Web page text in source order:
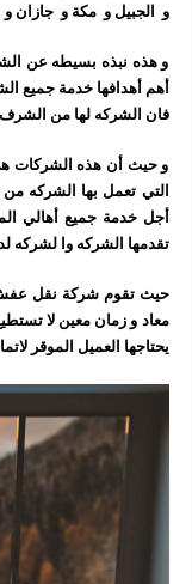
و الجبيل و مكة و جازان
و هذه نبذه بسيطه عن
أهم أهدافها خدمة جميع
فان الشركه لها من الشرف
و حيث أن هذه الشركات هي
التي تعمل بها الشركه من
أجل خدمة جميع أهالي
تقدمها الشركه وا لشركه
حيث تقوم شركة نقل
معاد و زمان معين لا
يحتاجها العميل الموقر